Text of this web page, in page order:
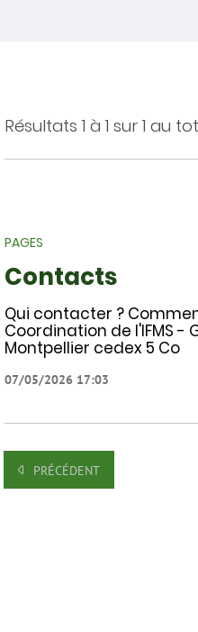
Résultats 1 à 1 sur 1 au
PAGES
Contacts
Qui contacter ?
Coordination de l'IFMS -
Montpellier cedex 5 Co
07/05/2026 17:03
PRÉCÉDENT